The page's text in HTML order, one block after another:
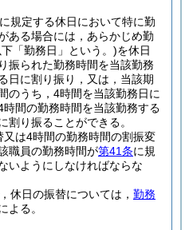
に規定する休日において特に勤
ある場合には，あらかじめ勤
「勤務日」という。)を休日
振られた勤務時間を当該勤務
日に割り振り，又は，当該期
のうち，4時間を当該勤務日に
間の勤務時間を当該勤務する
割り振ることができる。
又は4時間の勤務時間の割振変
職員の勤務時間が第41条に規
いようにしなければならな
休日の振替については， 勤務
よる。